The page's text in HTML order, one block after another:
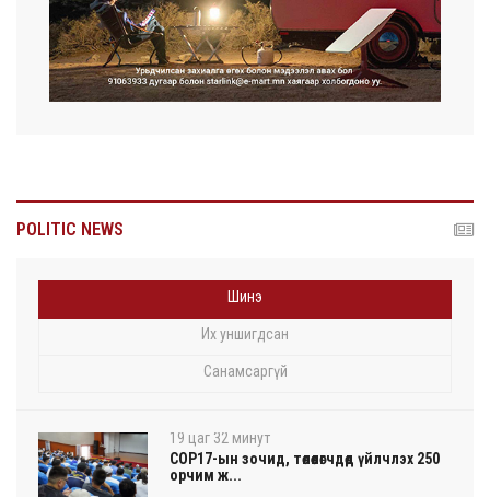
POLITIC NEWS
Шинэ
Их уншигдсан
Санамсаргүй
19 цаг 32 минут
COP17-ын зочид, төлөөлөгчдөд үйлчлэх 250
орчим ж...